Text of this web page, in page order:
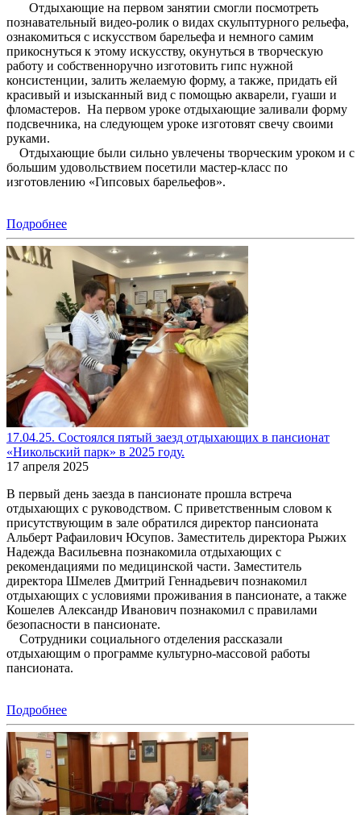
Отдыхающие на первом занятии смогли посмотреть
познавательный видео-ролик о видах скульптурного рельефа,
ознакомиться с искусством барельефа и немного самим
прикоснуться к этому искусству, окунуться в творческую
работу и собственноручно изготовить гипс нужной
консистенции, залить желаемую форму, а также, придать ей
красивый и изысканный вид с помощью акварели, гуаши и
фломастеров. На первом уроке отдыхающие заливали форму
подсвечника, на следующем уроке изготовят свечу своими
руками.
Отдыхающие были сильно увлечены творческим уроком и с
большим удовольствием посетили мастер-класс по
изготовлению «Гипсовых барельефов».
Подробнее
17.04.25. Состоялся пятый заезд отдыхающих в пансионат
«Никольский парк» в 2025 году.
17 апреля 2025
В первый день заезда в пансионате прошла встреча
отдыхающих с руководством. С приветственным словом к
присутствующим в зале обратился директор пансионата
Альберт Рафаилович Юсупов. Заместитель директора Рыжих
Надежда Васильевна познакомила отдыхающих с
рекомендациями по медицинской части. Заместитель
директора Шмелев Дмитрий Геннадьевич познакомил
отдыхающих с условиями проживания в пансионате, а также
Кошелев Александр Иванович познакомил с правилами
безопасности в пансионате.
Сотрудники социального отделения рассказали
отдыхающим о программе культурно-массовой работы
пансионата.
Подробнее